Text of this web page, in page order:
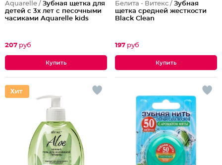
Aquarelle / Зубная щетка для
детей с 3х лет с песочными
часиками Aquarelle kids
207 руб
Белита - Витекс / Зубная
щетка средней жесткости
Black Clean
197 руб